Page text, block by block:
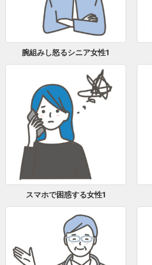
腕組みし怒るシニア女性1
スマホで困惑する女性1